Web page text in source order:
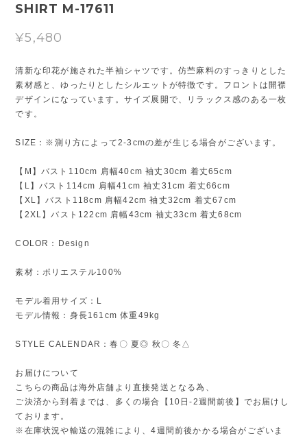
SHIRT M-17611
¥5,480
清新な印花が施された半袖シャツです。仿苎麻料のすっきりとした
素材感と、ゆったりとしたシルエットが特徴です。フロントは開襟
デザインになっています。サイズ展開で、リラックス感のある一枚
です。
SIZE：※測り方によって2-3cmの差が生じる場合がございます。
【M】バスト110cm 肩幅40cm 袖丈30cm 着丈65cm
【L】バスト114cm 肩幅41cm 袖丈31cm 着丈66cm
【XL】バスト118cm 肩幅42cm 袖丈32cm 着丈67cm
【2XL】バスト122cm 肩幅43cm 袖丈33cm 着丈68cm
COLOR：Design
素材：ポリエステル100%
モデル着用サイズ：L
モデル情報：身長161cm 体重49kg
STYLE CALENDAR：春〇 夏◎ 秋〇 冬△
お届けについて
こちらの商品は海外店舗より直接発送となる為、
ご決済から到着までは、多くの場合【10日-2週間前後】でお届けし
ております。
※在庫状況や輸送の混雑により、4週間前後かかる場合がございま